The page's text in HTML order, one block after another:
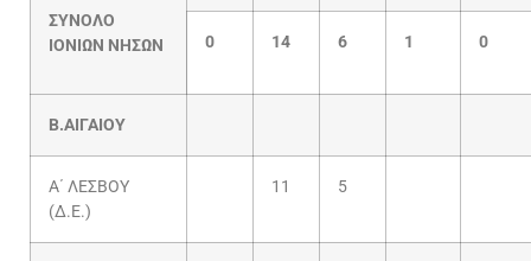
ΣΥΝΟΛΟ
ΙΟΝΙΩΝ ΝΗΣΩΝ 0 14 6 1 0
Β.ΑΙΓΑΙΟΥ
Α΄ ΛΕΣΒΟΥ
(Δ.Ε.)
11 5